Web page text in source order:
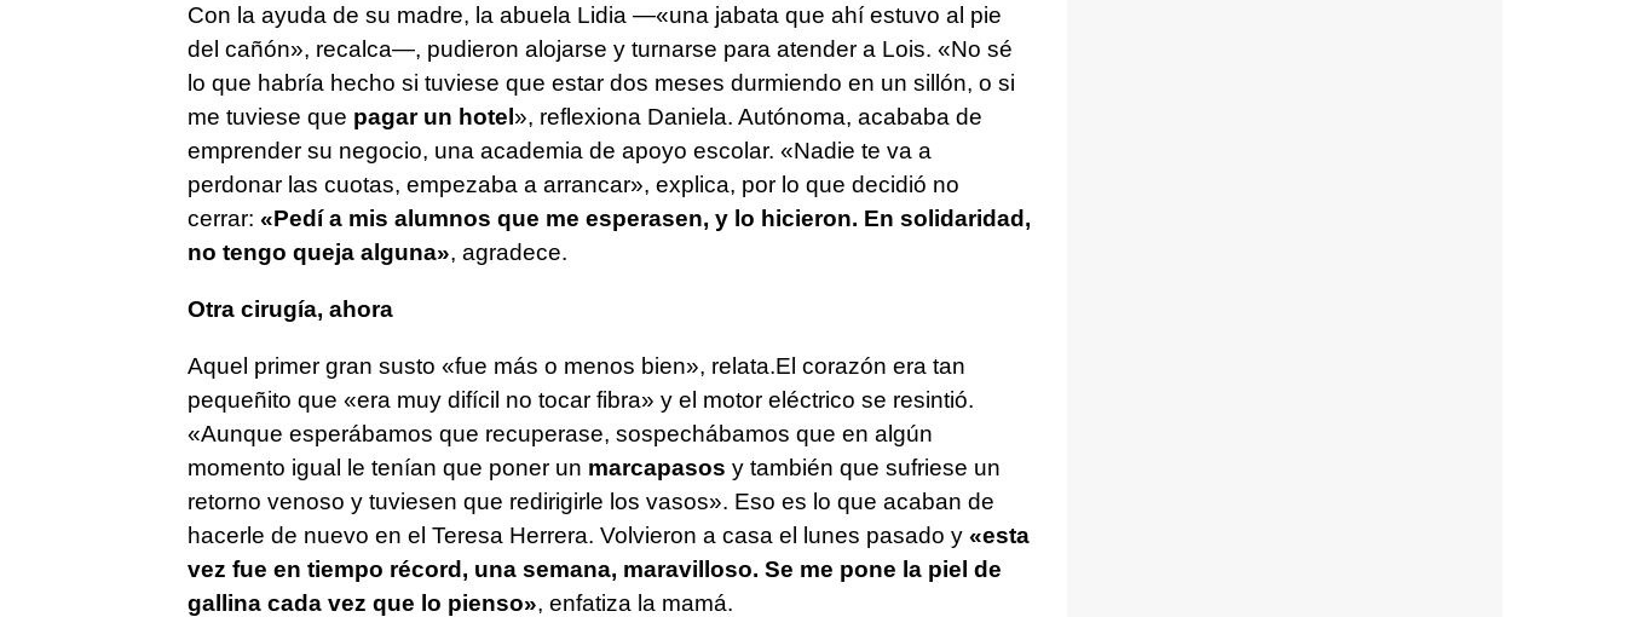
Con la ayuda de su madre, la abuela Lidia —«una jabata que ahí estuvo al pie
del cañón», recalca—, pudieron alojarse y turnarse para atender a Lois. «No sé
lo que habría hecho si tuviese que estar dos meses durmiendo en un sillón, o si
me tuviese que pagar un hotel », reflexiona Daniela. Autónoma, acababa de
emprender su negocio, una academia de apoyo escolar. «Nadie te va a
perdonar las cuotas, empezaba a arrancar», explica, por lo que decidió no
cerrar: «Pedí a mis alumnos que me esperasen, y lo hicieron. En solidaridad,
no tengo queja alguna», agradece.
Otra cirugía, ahora
Aquel primer gran susto «fue más o menos bien», relata.El corazón era tan
pequeñito que «era muy difícil no tocar fibra» y el motor eléctrico se resintió.
«Aunque esperábamos que recuperase, sospechábamos que en algún
momento igual le tenían que poner un marcapasos y también que sufriese un
retorno venoso y tuviesen que redirigirle los vasos». Eso es lo que acaban de
hacerle de nuevo en el Teresa Herrera. Volvieron a casa el lunes pasado y «esta
vez fue en tiempo récord, una semana, maravilloso. Se me pone la piel de
gallina cada vez que lo pienso», enfatiza la mamá.